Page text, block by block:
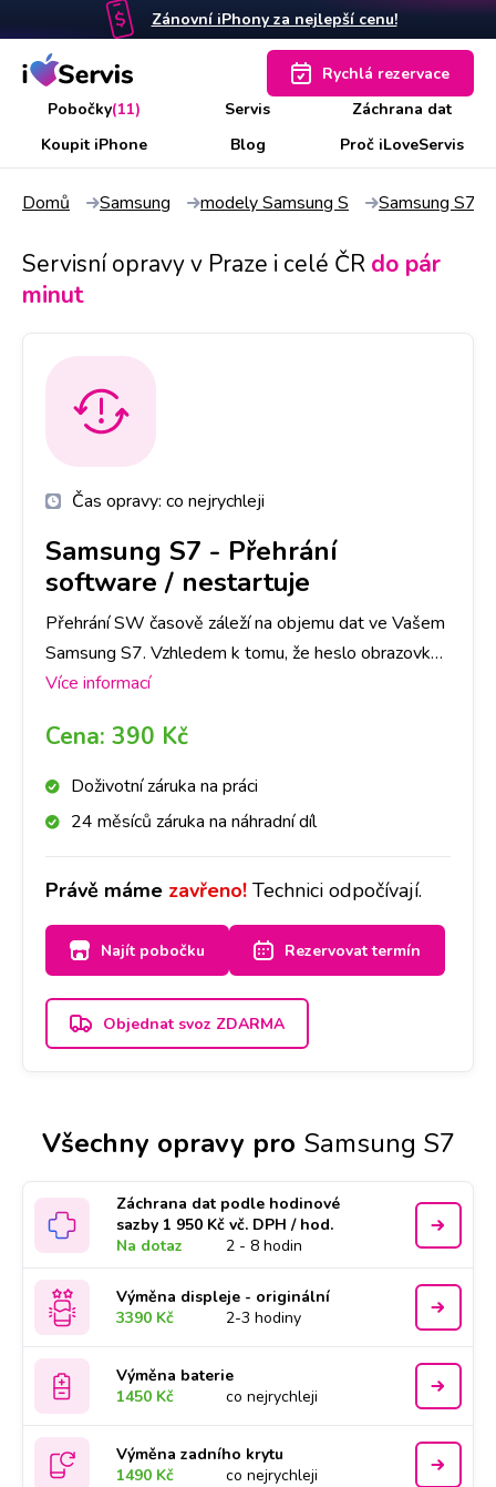
Zánovní iPhony za nejlepší cenu!
Pobočky(11) Servis
Záchrana dat
Koupit iPhone
Blog Proč iLoveServis
Rychlá rezervace
Domů Samsung modely Samsung S Samsung S7
Servisní opravy v Praze i celé ČR do pár
minut
Čas opravy: co nejrychleji
Samsung S7 - Přehrání
software / nestartuje
Přehrání SW časově záleží na objemu dat ve Vašem
Samsung S7. Vzhledem k tomu, že heslo obrazovky
slouží jako ochrana dat ve Vašem telefonu, je nutné
jejich zálohu.
Více informací
Cena: 390 Kč
Doživotní záruka na práci
24 měsíců záruka na náhradní díl
Právě máme zavřeno! Technici odpočívají.
Najít pobočku Rezervovat termín
Objednat svoz ZDARMA
Všechny opravy pro Samsung S7
Záchrana dat podle hodinové
sazby 1 950 Kč vč. DPH / hod.
Na dotaz
2 - 8 hodin
Výměna displeje - originální
3390 Kč
2-3 hodiny
Výměna baterie
1450 Kč
co nejrychleji
Výměna zadního krytu
1490 Kč
co nejrychleji